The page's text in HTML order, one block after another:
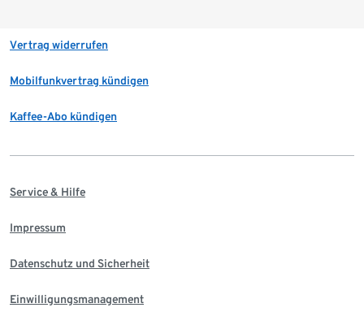
Vertrag widerrufen
Mobilfunkvertrag kündigen
Kaffee-Abo kündigen
Service & Hilfe
Impressum
Datenschutz und Sicherheit
Einwilligungsmanagement